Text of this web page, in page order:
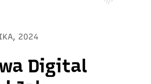
2024
Digital